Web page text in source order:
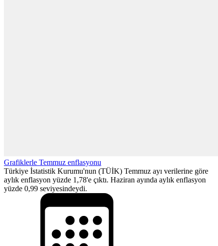
Grafiklerle Temmuz enflasyonu
Türkiye İstatistik Kurumu'nun (TÜİK) Temmuz ayı verilerine göre
aylık enflasyon yüzde 1,78'e çıktı. Haziran ayında aylık enflasyon
yüzde 0,99 seviyesindeydi.